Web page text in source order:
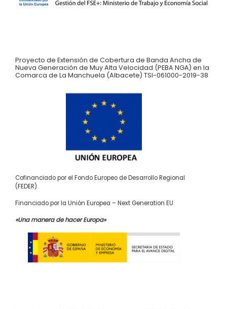
Proyecto de Extensión de Cobertura de Banda Ancha de
Nueva Generación de Muy Alta Velocidad (PEBA NGA) en la
Comarca de La Manchuela (Albacete) TSI-061000-2019-38
Cofinanciado por el Fondo Europeo de Desarrollo Regional
(FEDER)
Financiado por la Unión Europea – Next Generation EU
«Una manera de hacer Europa»